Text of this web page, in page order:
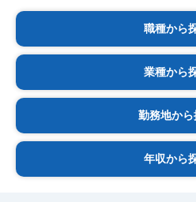
職種から
業種から
勤務地から
年収から